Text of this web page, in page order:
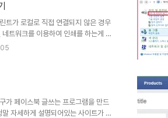
4.스캔 그래프출력기능
로컬로 직접 연결되지 않은 경우
트워크를 이용하여 인쇄를 하는게 보
를 이용하여 프린트를 추가하는 방법
됩니다. 3. TCP/IP주소 또는 호스트
이스북 글쓰는 프로그램을 만드
자세하게 설명되어있는 사이트가 많